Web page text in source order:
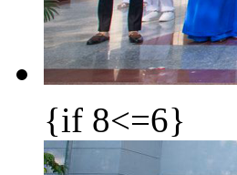
{if 8<=6}